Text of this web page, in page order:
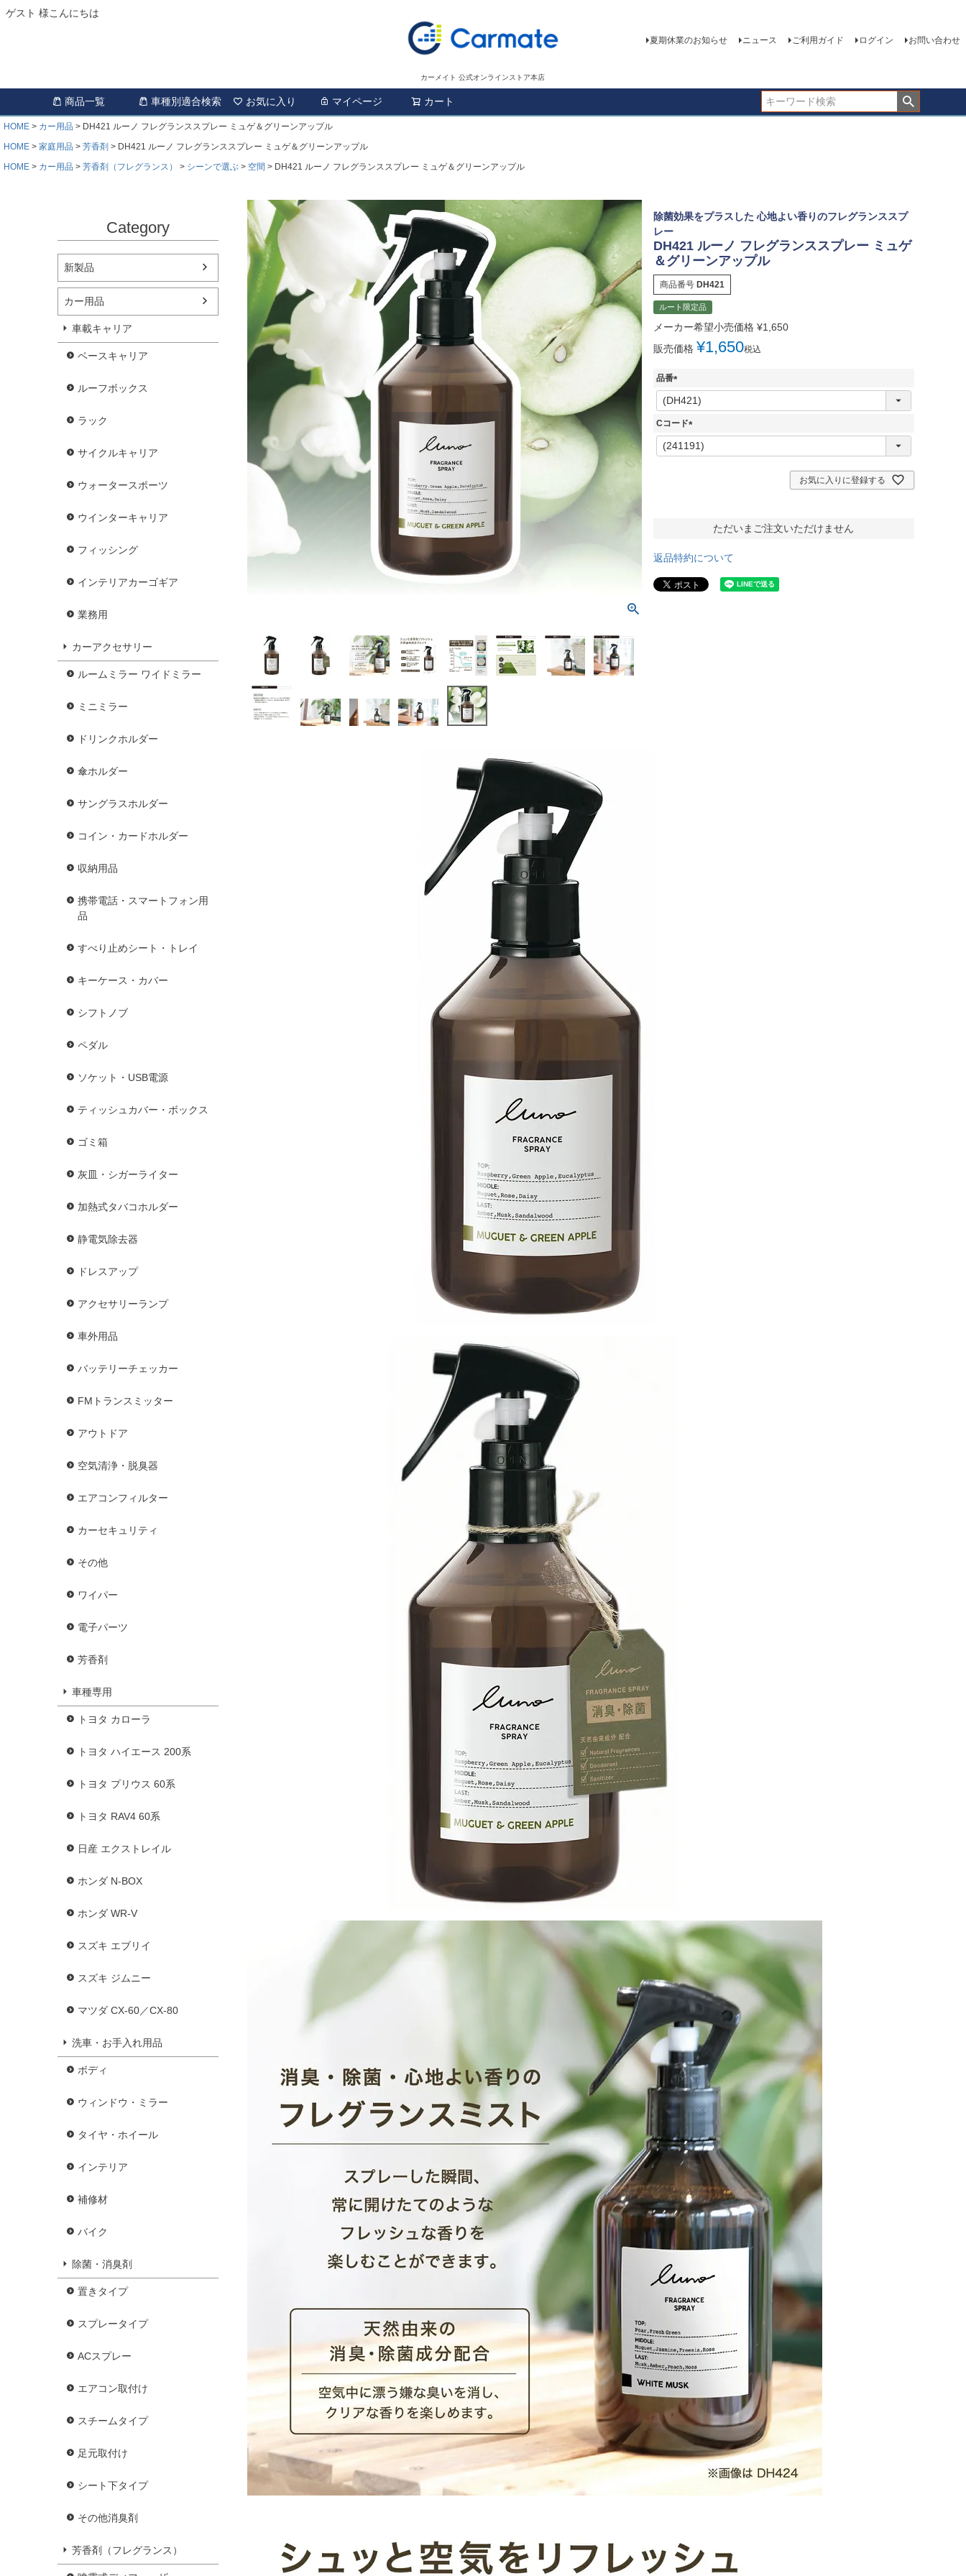
ゲスト 様こんにちは
カーメイト 公式オンラインストア本店
夏期休業のお知らせ ニュース ご利用ガイド ログイン お問い合わせ
商品一覧 車種別適合検索 お気に入り マイページ カート
HOME カー用品
DH421 ルーノ フレグランススプレー ミュゲ＆グリーンアップル
HOME
家庭用品 芳香剤
DH421 ルーノ フレグランススプレー ミュゲ＆グリーンアップル
HOME
カー用品 芳香剤（フレグランス） シーンで選ぶ 空間 DH421 ルーノ フレグランススプレー ミュゲ＆グリーンアップル
Category
新製品
カー用品
車載キャリア
ベースキャリア
ルーフボックス
ラック
サイクルキャリア
ウォータースポーツ
ウインターキャリア
フィッシング
インテリアカーゴギア
業務用
カーアクセサリー
ルームミラー ワイドミラー
ミニミラー
ドリンクホルダー
傘ホルダー
サングラスホルダー
コイン・カードホルダー
収納用品
携帯電話・スマートフォン用
品
すべり止めシート・トレイ
キーケース・カバー
シフトノブ
ペダル
ソケット・USB電源
ティッシュカバー・ボックス
ゴミ箱
灰皿・シガーライター
加熱式タバコホルダー
静電気除去器
ドレスアップ
アクセサリーランプ
車外用品
バッテリーチェッカー
FMトランスミッター
アウトドア
空気清浄・脱臭器
エアコンフィルター
カーセキュリティ
その他
ワイパー
電子パーツ
芳香剤
車種専用
トヨタ カローラ
トヨタ ハイエース 200系
トヨタ プリウス 60系
トヨタ RAV4 60系
日産 エクストレイル
ホンダ N-BOX
ホンダ WR-V
スズキ エブリイ
スズキ ジムニー
マツダ CX-60／CX-80
洗車・お手入れ用品
ボディ
ウィンドウ・ミラー
タイヤ・ホイール
インテリア
補修材
バイク
除菌・消臭剤
置きタイプ
スプレータイプ
ACスプレー
エアコン取付け
スチームタイプ
足元取付け
シート下タイプ
その他消臭剤
芳香剤（フレグランス）
除菌効果をプラスした 心地よい香りのフレグランススプ
レー
DH421 ルーノ フレグランススプレー ミュゲ
＆グリーンアップル
商品番号 DH421
ルート限定品
メーカー希望小売価格 ¥1,650
販売価格 ¥1,650税込
品番
(
必
須
Cコード
(
必
お気に入りに登録する
ただいまご注文いただけません
返品特約について